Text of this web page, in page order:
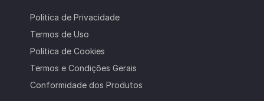
Política de Privacidade
Termos de Uso
Política de Cookies
Termos e Condições Gerais
Conformidade dos Produtos